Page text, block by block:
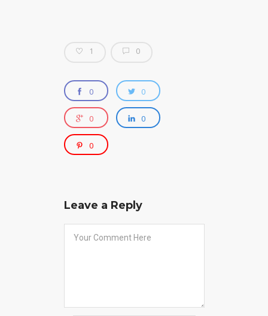
1 0
0 0
0 0
0
Leave a Reply